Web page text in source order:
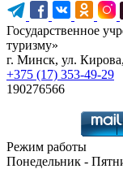
Государственное
туризму»
г. Минск, ул.
+375 (17) 353-49-29
190276566
Режим работы
Понедельник -